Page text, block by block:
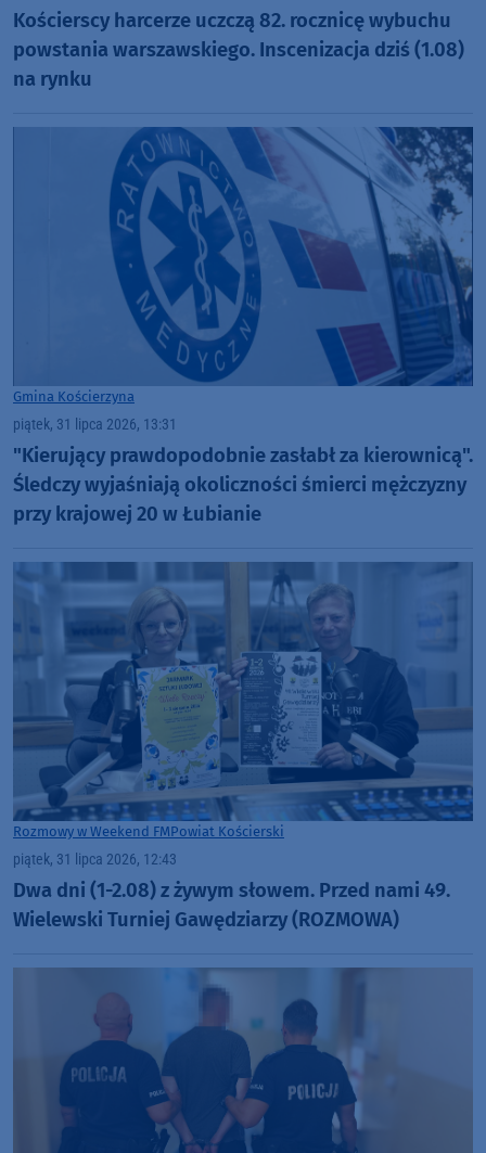
Kościerscy harcerze uczczą 82. rocznicę wybuchu
powstania warszawskiego. Inscenizacja dziś (1.08)
na rynku
Gmina Kościerzyna
piątek, 31 lipca 2026, 13:31
"Kierujący prawdopodobnie zasłabł za kierownicą".
Śledczy wyjaśniają okoliczności śmierci mężczyzny
przy krajowej 20 w Łubianie
Rozmowy w Weekend FMPowiat Kościerski
piątek, 31 lipca 2026, 12:43
Dwa dni (1-2.08) z żywym słowem. Przed nami 49.
Wielewski Turniej Gawędziarzy (ROZMOWA)